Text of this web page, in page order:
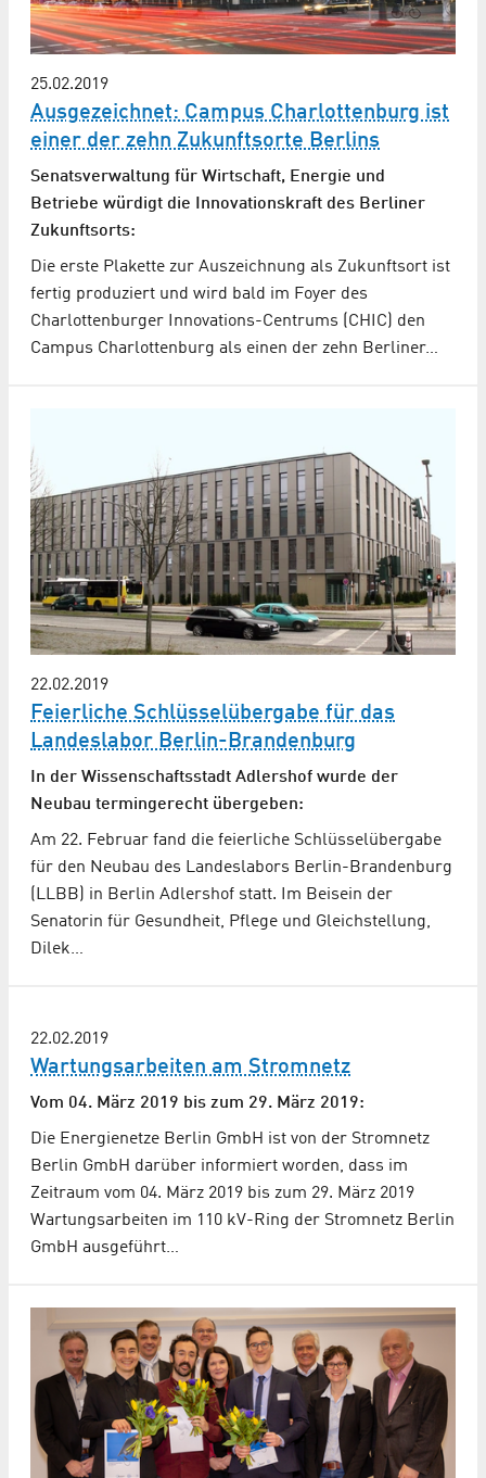
25.02.2019
Ausgezeichnet: Campus Charlottenburg ist
einer der zehn Zukunftsorte Berlins
Senatsverwaltung für Wirtschaft, Energie und
Betriebe würdigt die Innovationskraft des Berliner
Zukunftsorts:
Die erste Plakette zur Auszeichnung als Zukunftsort ist
fertig produziert und wird bald im Foyer des
Charlottenburger Innovations-Centrums (CHIC) den
Campus Charlottenburg als einen der zehn Berliner…
22.02.2019
Feierliche Schlüsselübergabe für das
Landeslabor Berlin-Brandenburg
In der Wissenschaftsstadt Adlershof wurde der
Neubau termingerecht übergeben:
Am 22. Februar fand die feierliche Schlüsselübergabe
für den Neubau des Landeslabors Berlin-Brandenburg
(LLBB) in Berlin Adlershof statt. Im Beisein der
Senatorin für Gesundheit, Pflege und Gleichstellung,
Dilek…
22.02.2019
Wartungsarbeiten am Stromnetz
Vom 04. März 2019 bis zum 29. März 2019:
Die Energienetze Berlin GmbH ist von der Stromnetz
Berlin GmbH darüber informiert worden, dass im
Zeitraum vom 04. März 2019 bis zum 29. März 2019
Wartungsarbeiten im 110 kV-Ring der Stromnetz Berlin
GmbH ausgeführt…